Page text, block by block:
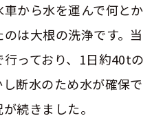
から水を運んで何とか
は大根の洗浄です。当
っており、1日約40tの
断水のため水が確保で
続きました。